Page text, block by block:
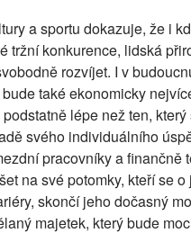
a sportu dokazuje, že i
tržní konkurence, lidská
rozvíjet. I v
také ekonomicky
lépe než ten,
svého individuálního
pracovníky a finančně
na své potomky, kteří se
skončí jeho dočasný
majetek, který bude